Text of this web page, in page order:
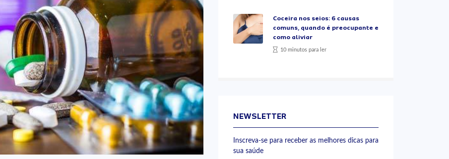
Coceira nos seios: 6 causas
comuns, quando é preocupante e
como aliviar
10 minutos para ler
NEWSLETTER
Inscreva-se para receber as melhores dicas para
sua saúde